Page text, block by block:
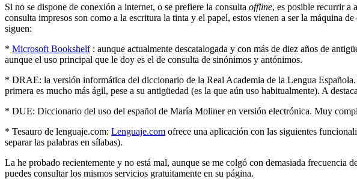
Si no se dispone de conexión a internet, o se prefiere la consulta offline, es posible recurrir a
consulta impresos son como a la escritura la tinta y el papel, estos vienen a ser la máquina
siguen:
* Microsoft Bookshelf: aunque actualmente descatalogada y con más de diez años de
aunque el uso principal que le doy es el de consulta de sinónimos y antónimos.
* DRAE: la versión informática del diccionario de la Real Academia de la Lengua
primera es mucho más ágil, pese a su antigüedad (es la que aún uso habitualmente). A
* DUE: Diccionario del uso del español de María Moliner en versión electrónica. Muy
* Tesauro de lenguaje.com: Lenguaje.com ofrece una aplicación con las siguientes
separar las palabras en sílabas).
La he probado recientemente y no está mal, aunque se me colgó con demasiada frecuencia
puedes consultar los mismos servicios gratuitamente en su página.